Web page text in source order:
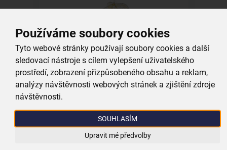
Používáme soubory cookies
Tyto webové stránky používají soubory cookies a další
sledovací nástroje s cílem vylepšení uživatelského
prostředí, zobrazení přizpůsobeného obsahu a reklam,
analýzy návštěvnosti webových stránek a zjištění zdroje
návštěvnosti.
SOUHLASÍM
Upravit mé předvolby
Kryt na potraviny LIMEPOP 33x33 cm
skladem
89,00 Kč
Vložit do košíku